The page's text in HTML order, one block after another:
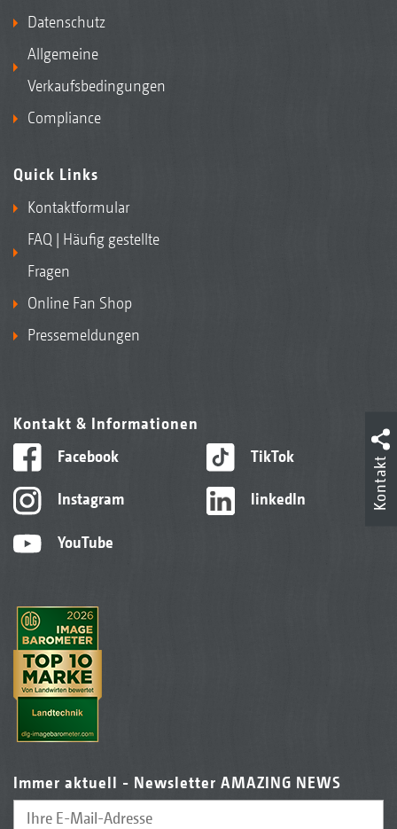
Datenschutz
Allgemeine
Verkaufsbedingungen
Compliance
Quick Links
Kontaktformular
FAQ | Häufig gestellte
Fragen
Online Fan Shop
Pressemeldungen
Kontakt & Informationen
Facebook
Instagram
YouTube
TikTok
linkedIn
Immer aktuell - Newsletter AMAZING NEWS
Kontakt